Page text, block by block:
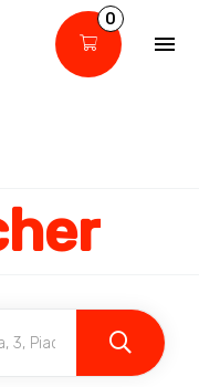
0